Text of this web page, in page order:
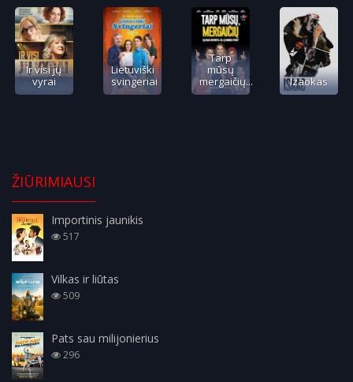
Ir visi jų
vyrai
Lietuviški
svingeriai
Tarp
mūsų
mergaičių...
Izaokas
ŽIŪRIMIAUSI
Importinis jaunikis
517
Vilkas ir liūtas
509
Pats sau milijonierius
296